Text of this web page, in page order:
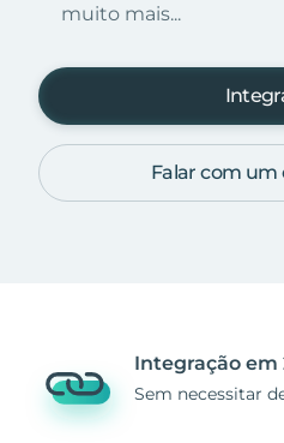
muito mais...
Falar com um
Integração
Sem necessitar